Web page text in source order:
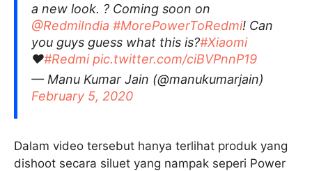
a new look. ? Coming soon on
@RedmiIndia #MorePowerToRedmi! Can
you guys guess what this is?#Xiaomi
♥️#Redmi pic.twitter.com/ciBVPnnP19
— Manu Kumar Jain (@manukumarjain)
February 5, 2020
Dalam video tersebut hanya terlihat produk yang
dishoot secara siluet yang nampak seperi Power